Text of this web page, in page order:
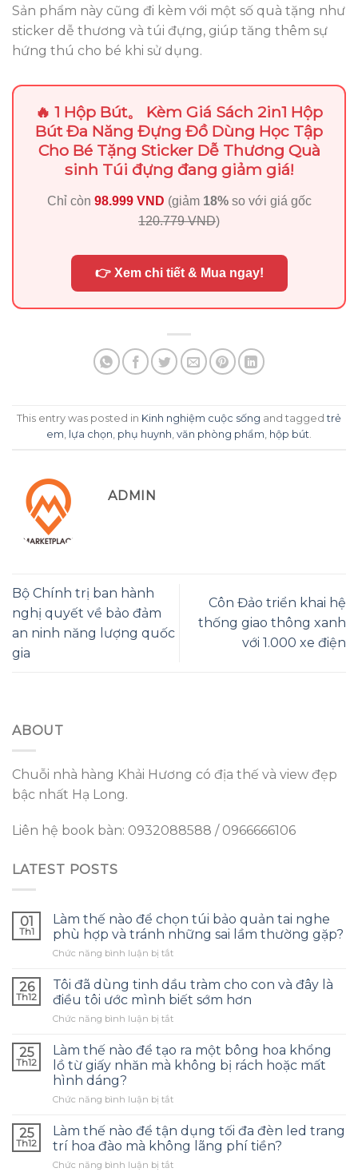
Sản phẩm này cũng đi kèm với một số quà tặng như
sticker dễ thương và túi đựng, giúp tăng thêm sự
hứng thú cho bé khi sử dụng.
🔥 1 Hộp Bút。 Kèm Giá Sách 2in1 Hộp
Bút Đa Năng Đựng Đồ Dùng Học Tập
Cho Bé Tặng Sticker Dễ Thương Quà
sinh Túi đựng đang giảm giá!
Chỉ còn 98.999 VND (giảm 18%so với giá gốc
120.779 VND)
👉 Xem chi tiết & Mua ngay!
This entry was posted in Kinh nghiệm cuộc sống and taggedtrẻ
em, lựa chọn, phụ huynh, văn phòng phẩm, hộp bút.
ADMIN
Bộ Chính trị ban hành
nghị quyết về bảo đảm
an ninh năng lượng quốc
gia
Côn Đảo triển khai hệ
thống giao thông xanh
với 1.000 xe điện
ABOUT
Chuỗi nhà hàng Khải Hương có địa thế và view đẹp
bậc nhất Hạ Long.
Liên hệ book bàn: 0932088588 / 0966666106
LATEST POSTS
01
Th1
Làm thế nào để chọn túi bảo quản tai nghe
phù hợp và tránh những sai lầm thường gặp?
Chức năng bình luận bị tắtở
thế
nào
để
chọn
bảo
quản
phù
và
tránh
những
sai
26
Th12
Tôi đã dùng tinh dầu tràm cho con và đây là
điều tôi ước mình biết sớm hơn
Chức năng bình luận bị tắtở
đã
dùng
tinh
tràm
con
đây
là
25
Th12
Làm thế nào để tạo ra một bông hoa khổng
lồ từ giấy nhăn mà không bị rách hoặc mất
hình dáng?
Chức năng bình luận bị tắtở
thế
để
tạo
25
Th12
Làm thế nào để tận dụng tối đa đèn led trang
trí hoa đào mà không lãng phí tiền?
Chức năng bình luận bị tắtở